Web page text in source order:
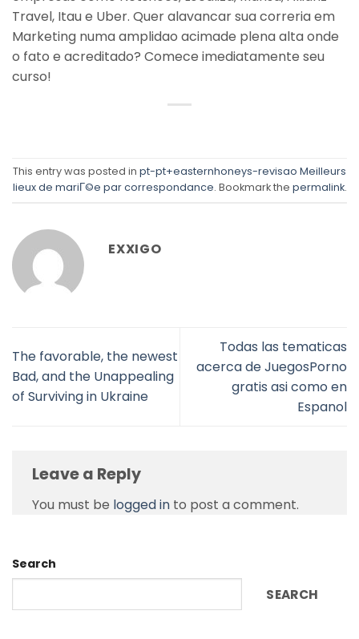
Travel, Itau e Uber. Quer alavancar sua correria em
Marketing numa amplidao acimade plena alta onde
o fato e acreditado? Comece imediatamente seu
curso!
This entry was posted in pt-pt+easternhoneys-revisao Meilleurs
lieux de mariГ©e par correspondance. Bookmark the permalink.
EXXIGO
The favorable, the newest
Bad, and the Unappealing
of Surviving in Ukraine
Todas las tematicas
acerca de JuegosPorno
gratis asi­ como en
Espanol
Leave a Reply
You must be logged in to post a comment.
Search
SEARCH